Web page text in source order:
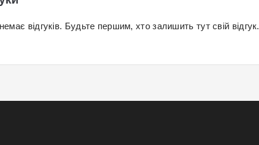
відгуків. Будьте першим, хто залишить тут свій відгук.